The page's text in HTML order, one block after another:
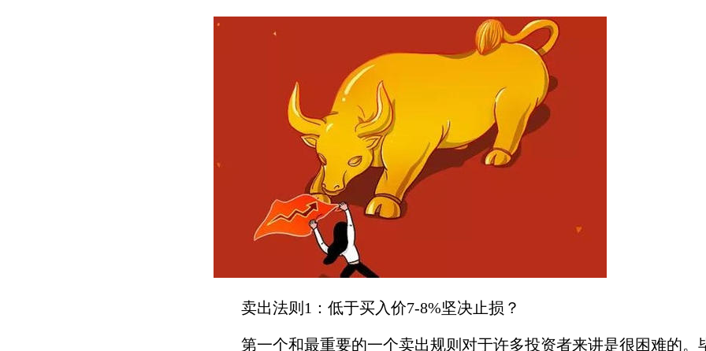
卖出法则1：低于买入价7-8%坚决止损？
第一个和最重要的一个卖出规则对于许多投资者来讲是很困难的。